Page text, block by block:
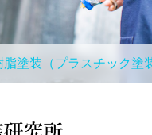
脂塗装（プラスチック塗